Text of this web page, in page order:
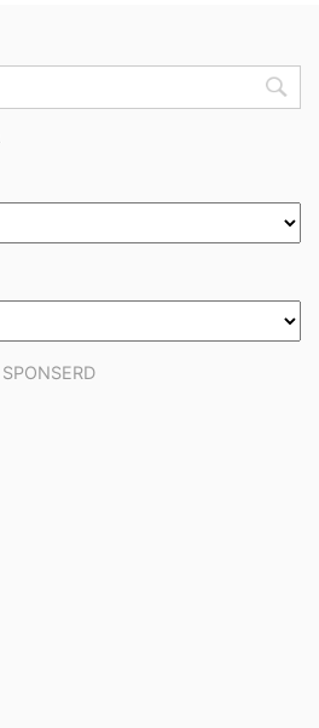
SPONSERD